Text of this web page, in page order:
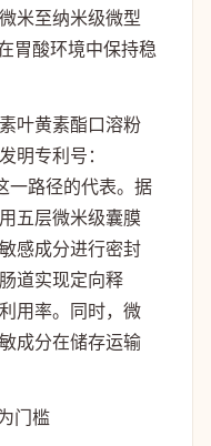
米至纳米级微型
胃酸环境中保持稳
叶黄素酯口溶粉
明专利号：
一路径的代表。据
五层微米级囊膜
感成分进行密封
道实现定向释
用率。同时，微
成分在储存运输
门槛